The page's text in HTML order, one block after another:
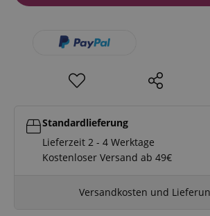
Standardlieferung
Lieferzeit 2 - 4 Werktage
Kostenloser Versand ab 49€
Versandkosten und